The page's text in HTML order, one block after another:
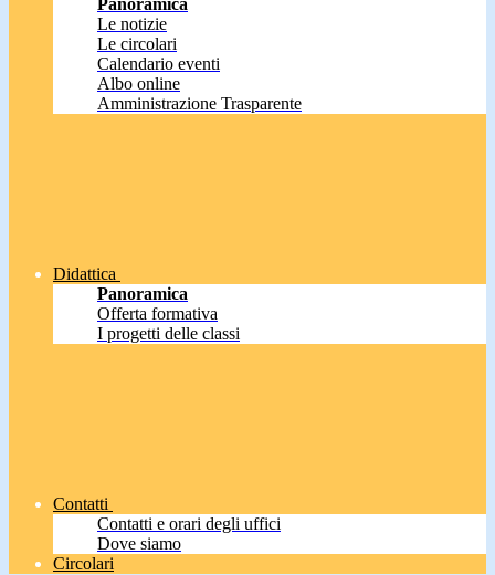
Panoramica
Le notizie
Le circolari
Calendario eventi
Albo online
Amministrazione Trasparente
Didattica
Panoramica
Offerta formativa
I progetti delle classi
Contatti
Contatti e orari degli uffici
Dove siamo
Circolari